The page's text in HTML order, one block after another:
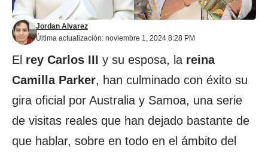
Última actualización: noviembre 1, 2024 8:28 PM
Jordan Alvarez
El rey Carlos III y su esposa, la reina
Camilla Parker, han culminado con éxito su
gira oficial por Australia y Samoa, una serie
de visitas reales que han dejado bastante de
que hablar, sobre en todo en el ámbito del